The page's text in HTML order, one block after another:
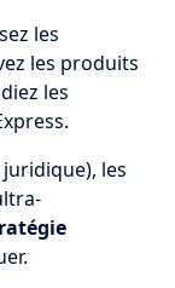
les
les produits
les
les